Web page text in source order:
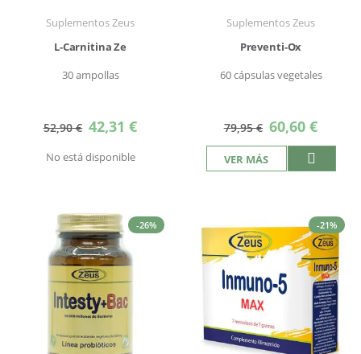
Suplementos Zeus
L-Carnitina Ze
30 ampollas
52,90 € Precio
especial
42,31 €
No está disponible
Suplementos Zeus
Preventi-Ox
60 cápsulas vegetales
79,95 € Precio
especial
60,60 €
VER MÁS
-26% -21%